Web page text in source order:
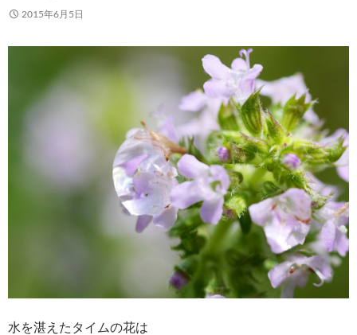
2015年6月5日
水を湛えたタイムの花は